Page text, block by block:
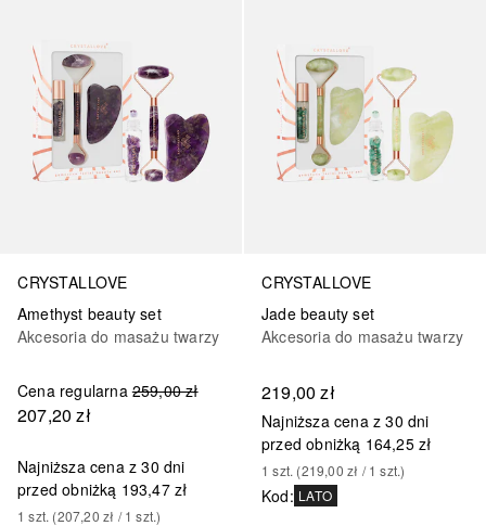
CRYSTALLOVE
Amethyst beauty set
Akcesoria do masażu twarzy
Cena regularna 259,00 zł
207,20 zł
Najniższa cena z 30 dni
przed obniżką 193,47 zł
1 szt. (207,20 zł / 1 szt.)
CRYSTALLOVE
Jade beauty set
Akcesoria do masażu twarzy
219,00 zł
Najniższa cena z 30 dni
przed obniżką 164,25 zł
1 szt. (219,00 zł / 1 szt.)
Kod: LATO